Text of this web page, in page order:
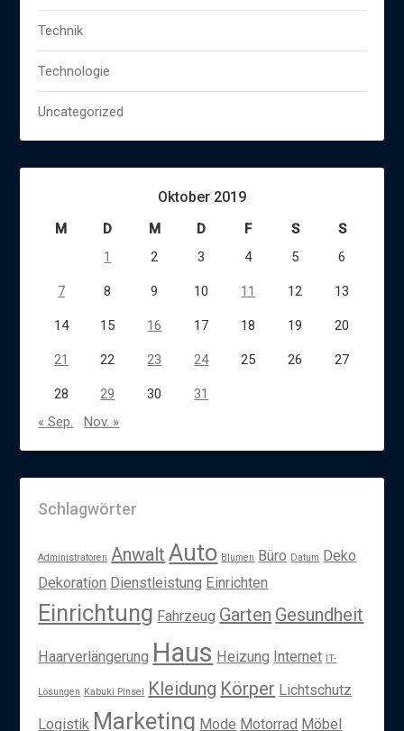
Technik
Technologie
Uncategorized
Oktober 2019
M D M D F S
S
1
2 3 4 5 6
7 8 9 10 11 12 13
14 15 16 17 18 19 20
21 22 23 24 25 26 27
28 29 30
31
« Sep.
Nov. »
Schlagwörter
Administratoren Anwalt Auto Blumen Büro Datum Deko
Dekoration Dienstleistung Einrichten
Einrichtung Fahrzeug Garten Gesundheit
Haarverlängerung Haus Heizung Internet IT-
Lösungen Kabuki Pinsel Kleidung Körper Lichtschutz
Logistik Marketing Mode Motorrad Möbel